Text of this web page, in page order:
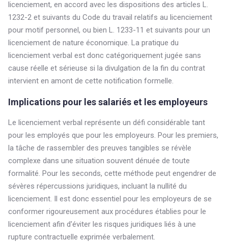
licenciement, en accord avec les dispositions des articles L.
1232-2 et suivants du Code du travail relatifs au licenciement
pour motif personnel, ou bien L. 1233-11 et suivants pour un
licenciement de nature économique. La pratique du
licenciement verbal est donc catégoriquement jugée sans
cause réelle et sérieuse si la divulgation de la fin du contrat
intervient en amont de cette notification formelle.
Implications pour les salariés et les employeurs
Le licenciement verbal représente un défi considérable tant
pour les employés que pour les employeurs. Pour les premiers,
la tâche de rassembler des preuves tangibles se révèle
complexe dans une situation souvent dénuée de toute
formalité. Pour les seconds, cette méthode peut engendrer de
sévères répercussions juridiques, incluant la nullité du
licenciement. Il est donc essentiel pour les employeurs de se
conformer rigoureusement aux procédures établies pour le
licenciement afin d'éviter les risques juridiques liés à une
rupture contractuelle exprimée verbalement.